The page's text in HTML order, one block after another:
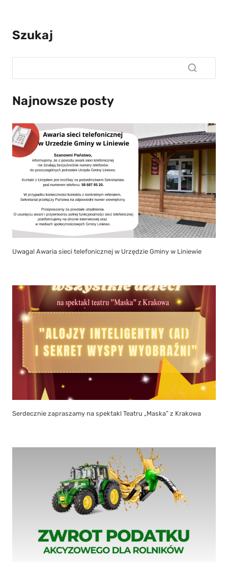
Szukaj
Najnowsze posty
Uwaga! Awaria sieci telefonicznej w Urzędzie Gminy w Liniewie
Serdecznie zapraszamy na spektakl Teatru „Maska” z Krakowa